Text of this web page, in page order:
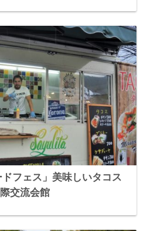
ドフェス」美味しいタコス
交流会館